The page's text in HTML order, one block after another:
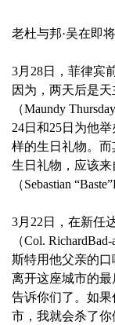
老杜与邦·吴在即
3月28日，菲律宾
因为，两天后是
（Maundy
24日和25日为他
样的生日礼物。
生日礼物，应该
（Sebastian
3月22日，在新任
（Col.
斯特用他父亲的
离开这座城市的
告诉你们了。如
市，我就会杀了你